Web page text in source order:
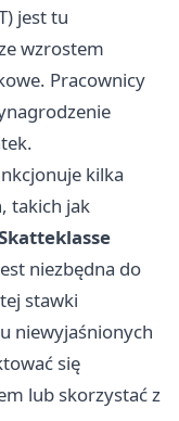
jest tu
wzrostem
Pracownicy
kilka
takich jak
niezbędna do
stawki
niewyjaśnionych
się
lub skorzystać z